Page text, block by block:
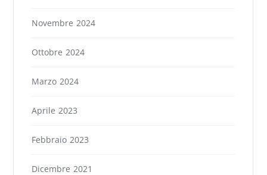
Novembre 2024
Ottobre 2024
Marzo 2024
Aprile 2023
Febbraio 2023
Dicembre 2021